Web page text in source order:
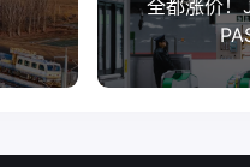
全都涨价！